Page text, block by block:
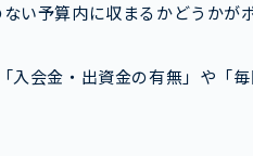
い予算内に収まるかどうかが
入会金・出資金の有無」や「